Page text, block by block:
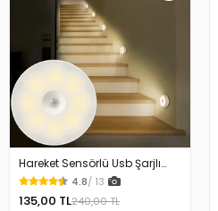
Hareket Sensörlü Usb Şarjlı
Beyaz Led Işık Lamba
4.8/ 13
135,00 TL240,00 TL